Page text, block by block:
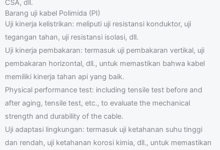
CSA, dll.
Barang uji kabel Polimida (PI)
Uji kinerja kelistrikan: meliputi uji resistansi konduktor, uji
tegangan tahan, uji resistansi isolasi, dll.
Uji kinerja pembakaran: termasuk uji pembakaran vertikal, uji
pembakaran horizontal, dll., untuk memastikan bahwa kabel
memiliki kinerja tahan api yang baik.
Physical performance test: including tensile test before and
after aging, tensile test, etc., to evaluate the mechanical
strength and durability of the cable.
Uji adaptasi lingkungan: termasuk uji ketahanan suhu tinggi
dan rendah, uji ketahanan korosi kimia, dll., untuk memastikan